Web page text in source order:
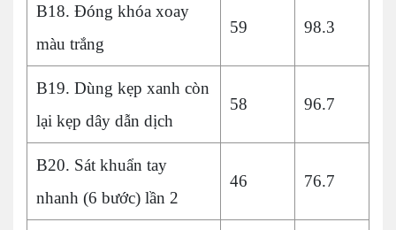
B18. Đóng khóa xoay
màu trắng
59 98.3
B19. Dùng kẹp xanh còn
lại kẹp dây dẫn dịch
58 96.7
B20. Sát khuẩn tay
nhanh (6 bước) lần 2
46 76.7